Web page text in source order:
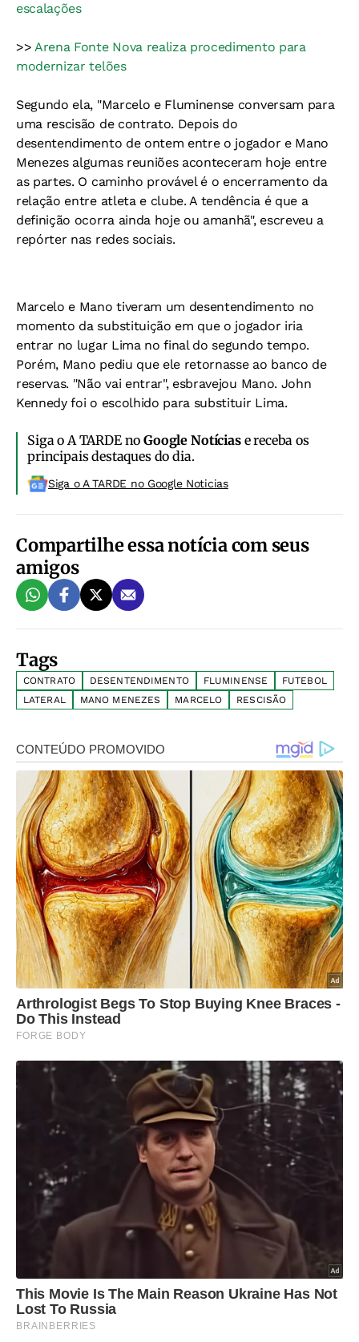
escalações
>>Arena Fonte Nova realiza procedimento para
modernizar telões
Segundo ela, "Marcelo e Fluminense conversam para
uma rescisão de contrato. Depois do
desentendimento de ontem entre o jogador e Mano
Menezes algumas reuniões aconteceram hoje entre
as partes. O caminho provável é o encerramento da
relação entre atleta e clube. A tendência é que a
definição ocorra ainda hoje ou amanhã", escreveu a
repórter nas redes sociais.
Marcelo e Mano tiveram um desentendimento no
momento da substituição em que o jogador iria
entrar no lugar Lima no final do segundo tempo.
Porém, Mano pediu que ele retornasse ao banco de
reservas. "Não vai entrar", esbravejou Mano. John
Kennedy foi o escolhido para substituir Lima.
Siga o A TARDE noGoogle Notíciase receba os
principais destaques do dia.
Siga o A TARDE no Google Noticias
Compartilhe essa notícia com seus
amigos
Tags
CONTRATO DESENTENDIMENTO FLUMINENSE
FUTEBOL
LATERAL
MANO MENEZES MARCELO RESCISÃO